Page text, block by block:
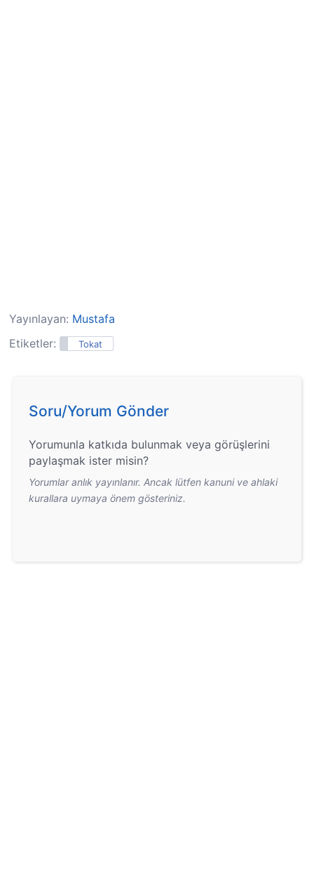
Yayınlayan: Mustafa
Etiketler:
Tokat
Soru/Yorum Gönder
Yorumunla katkıda bulunmak veya görüşlerini
paylaşmak ister misin?
Yorumlar anlık yayınlanır. Ancak lütfen kanuni ve ahlaki
kurallara uymaya önem gösteriniz.